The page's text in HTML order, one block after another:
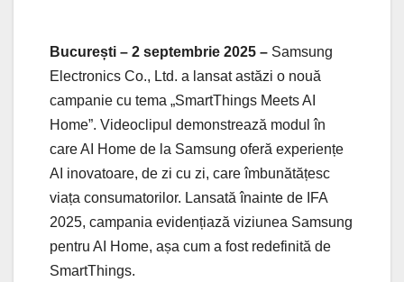
București – 2 septembrie 2025 – Samsung
Electronics Co., Ltd. a lansat astăzi o nouă
campanie cu tema „SmartThings Meets AI
Home”. Videoclipul demonstrează modul în
care AI Home de la Samsung oferă experiențe
AI inovatoare, de zi cu zi, care îmbunătățesc
viața consumatorilor. Lansată înainte de IFA
2025, campania evidențiază viziunea Samsung
pentru AI Home, așa cum a fost redefinită de
SmartThings.